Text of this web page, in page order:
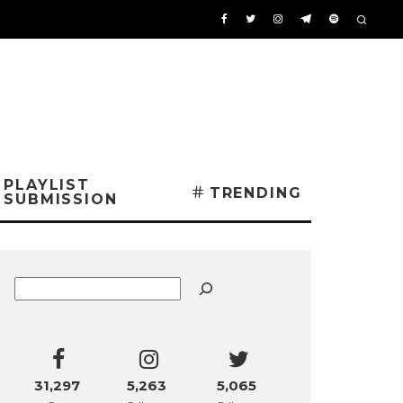
PLAYLIST
SUBMISSION
TRENDING
31,297 5,263 5,065